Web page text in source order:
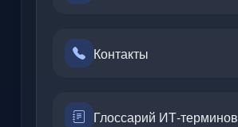
Контакты
Глоссарий ИТ-терминов